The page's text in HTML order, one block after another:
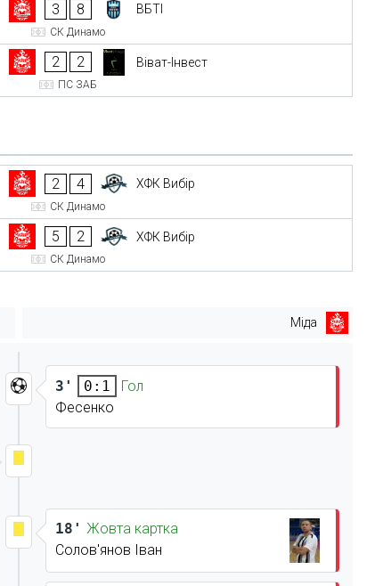
3 8 ВБТІ
СК Динамо
2 2 Віват-Інвест
ПС ЗАБ
2 4 ХФК Вибір
СК Динамо
5 2 ХФК Вибір
СК Динамо
Міда
3' 0:1
Гол
Фесенко
18' Жовта картка
Солов'янов Іван